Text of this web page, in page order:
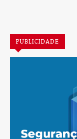
PUBLICIDADE